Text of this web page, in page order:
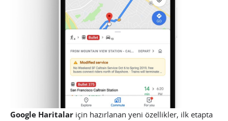
Google Haritalar için hazırlanan yeni özellikler, ilk etapta